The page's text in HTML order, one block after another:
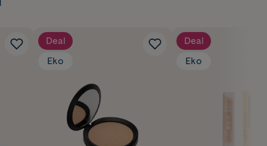
Deal
Eko
Deal
Eko